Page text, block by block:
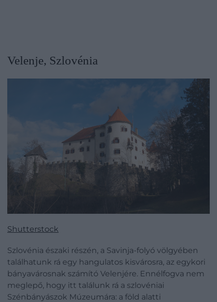
Velenje, Szlovénia
Shutterstock
Szlovénia északi részén, a Savinja-folyó völgyében
találhatunk rá egy hangulatos kisvárosra, az egykori
bányavárosnak számító Velenjére. Ennélfogva nem
meglepő, hogy itt találunk rá a szlovéniai
Szénbányászok Múzeumára: a föld alatti